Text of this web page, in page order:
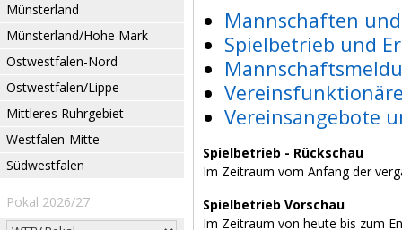
Münsterland
Münsterland/Hohe Mark
Ostwestfalen-Nord
Ostwestfalen/Lippe
Mittleres Ruhrgebiet
Westfalen-Mitte
Südwestfalen
Pokal 2026/27
Mannschaften
Spielbetrieb und
Vereinsangebote
Spielbetrieb - Rückschau
Im Zeitraum vom Anfang der
Spielbetrieb Vorschau
Im Zeitraum von heute bis zum